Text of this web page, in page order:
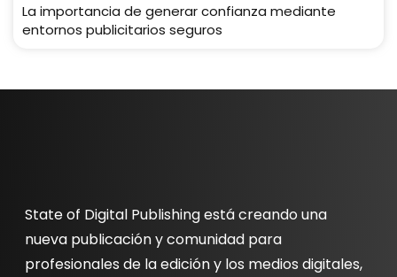
La importancia de generar confianza mediante
entornos publicitarios seguros
State of Digital Publishing está creando una
nueva publicación y comunidad para
profesionales de la edición y los medios digitales,